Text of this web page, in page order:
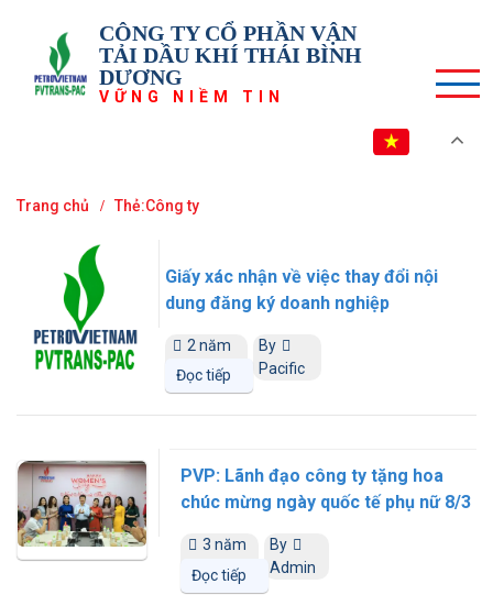
CÔNG TY CỔ PHẦN VẬN
TẢI DẦU KHÍ THÁI BÌNH
DƯƠNG
VỮNG NIỀM TIN
Trang chủ Thẻ:Công ty
2 năm
trước
By
Pacific
Giấy xác nhận về việc thay đổi nội
dung đăng ký doanh nghiệp
Đọc tiếp
3 năm
trước
By
Admin
PVP: Lãnh đạo công ty tặng hoa
chúc mừng ngày quốc tế phụ nữ 8/3
Đọc tiếp